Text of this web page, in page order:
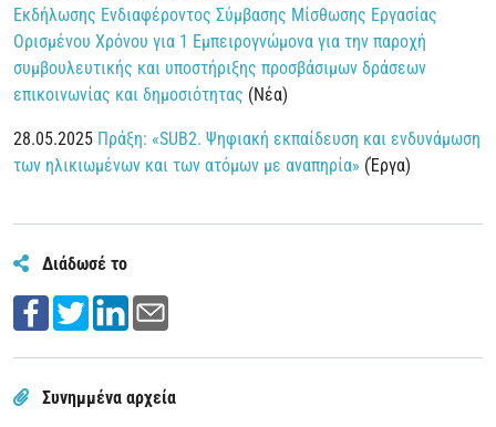
Εκδήλωσης Ενδιαφέροντος Σύμβασης Μίσθωσης Εργασίας
Ορισμένου Χρόνου για 1 Εμπειρογνώμονα για την παροχή
συμβουλευτικής και υποστήριξης προσβάσιμων δράσεων
επικοινωνίας και δημοσιότητας (Νέα)
28.05.2025 Πράξη: «SUB2. Ψηφιακή εκπαίδευση και ενδυνάμωση
των ηλικιωμένων και των ατόμων με αναπηρία» (Έργα)
Διάδωσέ το
Συνημμένα αρχεία